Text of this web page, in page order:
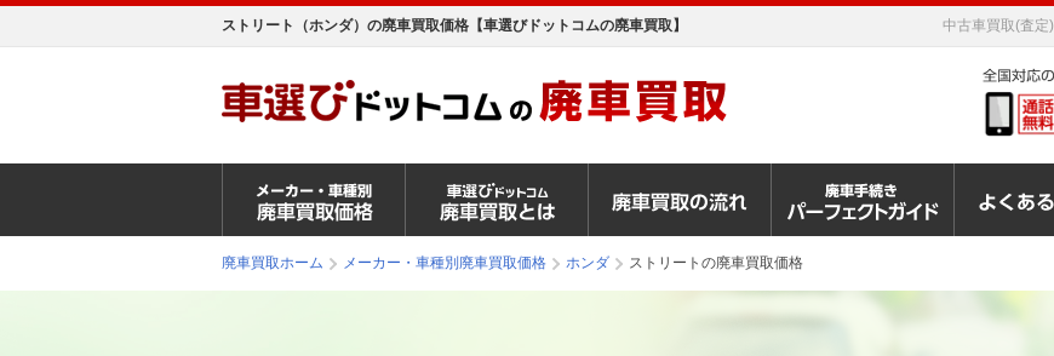
ストリート（ホンダ）の廃車買取価格【車選びドットコムの廃車買取】 中古車買取(査定)
廃車買取ホーム メーカー・車種別廃車買取価格 ホンダ ストリートの廃車買取価格